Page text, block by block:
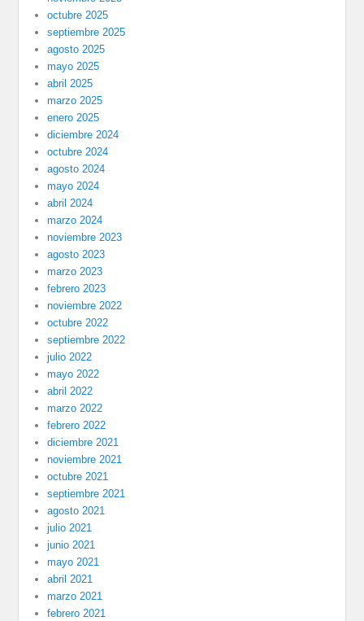
octubre 2025
septiembre 2025
agosto 2025
mayo 2025
abril 2025
marzo 2025
enero 2025
diciembre 2024
octubre 2024
agosto 2024
mayo 2024
abril 2024
marzo 2024
noviembre 2023
agosto 2023
marzo 2023
febrero 2023
noviembre 2022
octubre 2022
septiembre 2022
julio 2022
mayo 2022
abril 2022
marzo 2022
febrero 2022
diciembre 2021
noviembre 2021
octubre 2021
septiembre 2021
agosto 2021
julio 2021
junio 2021
mayo 2021
abril 2021
marzo 2021
febrero 2021